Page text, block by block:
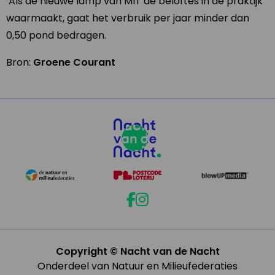
waarmaakt, gaat het verbruik per jaar minder dan
0,50 pond bedragen.
Bron: Groene Courant
Copyright © Nacht van de Nacht
Onderdeel van Natuur en Milieufederaties